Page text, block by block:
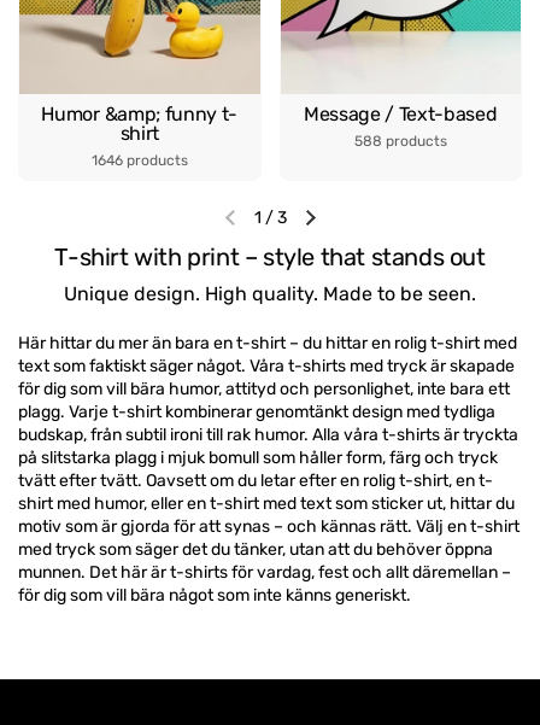
Humor &amp; funny t-
shirt
1646 products
Message / Text-based
588 products
Previous slideNext slide
1 /3
T-shirt with print – style that stands out
Unique design. High quality. Made to be seen.
Här hittar du mer än bara en t-shirt – du hittar en rolig t-shirt med
text som faktiskt säger något. Våra t-shirts med tryck är skapade
för dig som vill bära humor, attityd och personlighet, inte bara ett
plagg. Varje t-shirt kombinerar genomtänkt design med tydliga
budskap, från subtil ironi till rak humor. Alla våra t-shirts är tryckta
på slitstarka plagg i mjuk bomull som håller form, färg och tryck
tvätt efter tvätt. Oavsett om du letar efter en rolig t-shirt, en t-
shirt med humor, eller en t-shirt med text som sticker ut, hittar du
motiv som är gjorda för att synas – och kännas rätt. Välj en t-shirt
med tryck som säger det du tänker, utan att du behöver öppna
munnen. Det här är t-shirts för vardag, fest och allt däremellan –
för dig som vill bära något som inte känns generiskt.